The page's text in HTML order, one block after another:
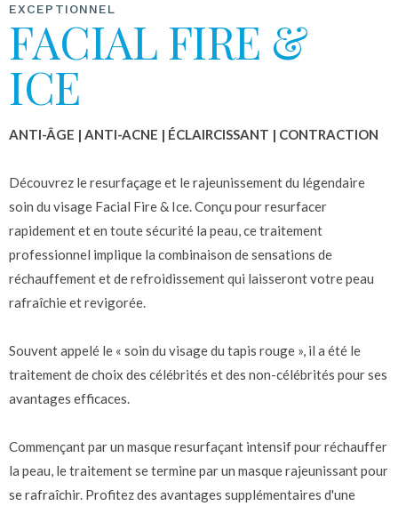
EXCEPTIONNEL
FACIAL FIRE &
ICE
ANTI-ÂGE | ANTI-ACNE | ÉCLAIRCISSANT | CONTRACTION
Découvrez le resurfaçage et le rajeunissement du légendaire
soin du visage Facial Fire & Ice. Conçu pour resurfacer
rapidement et en toute sécurité la peau, ce traitement
professionnel implique la combinaison de sensations de
réchauffement et de refroidissement qui laisseront votre peau
rafraîchie et revigorée.
Souvent appelé le « soin du visage du tapis rouge », il a été le
traitement de choix des célébrités et des non-célébrités pour ses
avantages efficaces.
Commençant par un masque resurfaçant intensif pour réchauffer
la peau, le traitement se termine par un masque rajeunissant pour
se rafraîchir. Profitez des avantages supplémentaires d'une